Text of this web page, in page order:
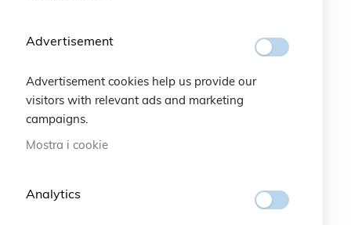
Bracelets
Charity
Vintage
Advertisement
Advertisement cookies help us provide our
visitors with relevant ads and marketing
campaigns.
Mostra i cookie
Analytics